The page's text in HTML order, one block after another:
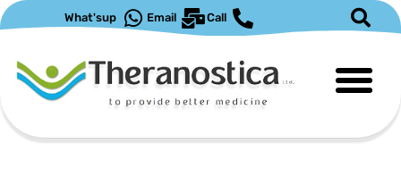
Call
Email
What'sup